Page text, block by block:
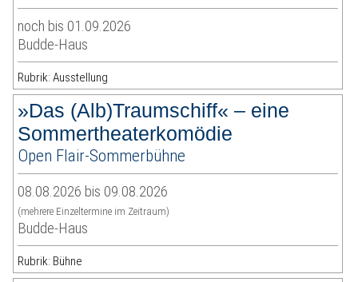
noch bis 01.09.2026
Budde-Haus
Rubrik: Ausstellung
»Das (Alb)Traumschiff« – eine
Sommertheaterkomödie
Open Flair-Sommerbühne
08.08.2026 bis 09.08.2026
(mehrere Einzeltermine im Zeitraum)
Budde-Haus
Rubrik: Bühne